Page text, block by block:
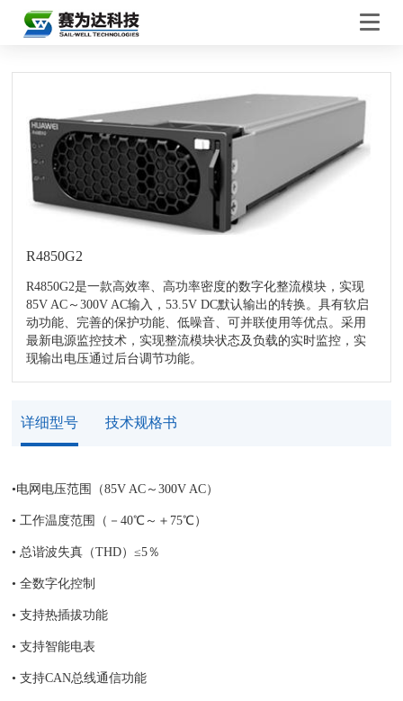
R4850G2
R4850G2是一款高效率、高功率密度的数字化整流模块，实现
85V AC～300V AC输入，53.5V DC默认输出的转换。具有软启
动功能、完善的保护功能、低噪音、可并联使用等优点。采用
最新电源监控技术，实现整流模块状态及负载的实时监控，实
现输出电压通过后台调节功能。
详细型号 技术规格书
•电网电压范围（85V AC～300V AC）
• 工作温度范围（－40℃～＋75℃）
• 总谐波失真（THD）≤5％
• 全数字化控制
• 支持热插拔功能
• 支持智能电表
• 支持CAN总线通信功能